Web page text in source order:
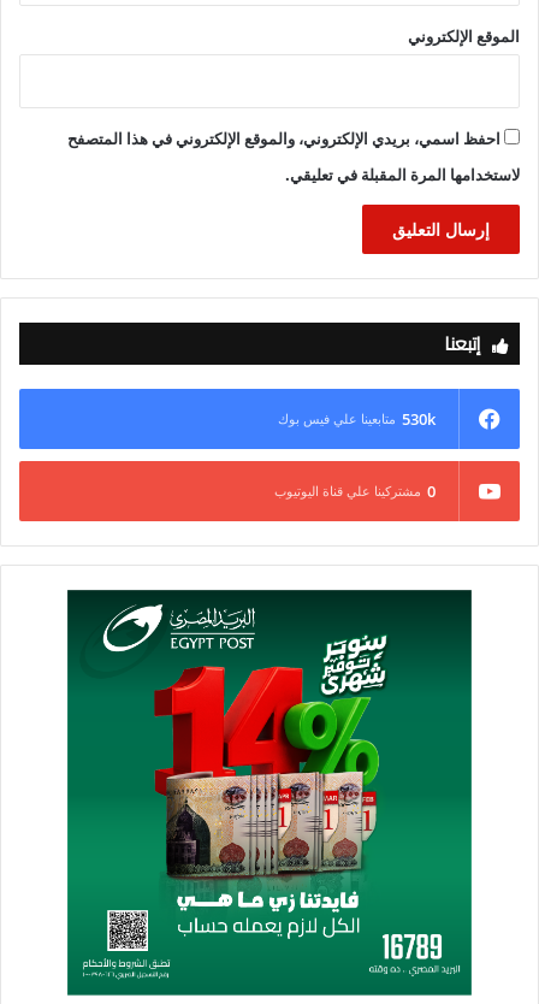
الموقع الإلكتروني
احفظ اسمي، بريدي الإلكتروني، والموقع الإلكتروني في هذا المتصفح
لاستخدامها المرة المقبلة في تعليقي.
إتبعنا
530k متابعينا علي فيس بوك
0 مشتركينا علي قناة اليوتيوب